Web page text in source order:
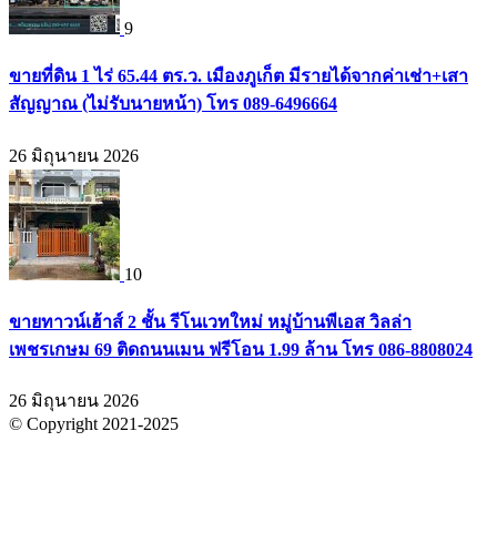
9
ขายที่ดิน 1 ไร่ 65.44 ตร.ว. เมืองภูเก็ต มีรายได้จากค่าเช่า+เสา
สัญญาณ (ไม่รับนายหน้า) โทร 089-6496664
26 มิถุนายน 2026
10
ขายทาวน์เฮ้าส์ 2 ชั้น รีโนเวทใหม่ หมู่บ้านพีเอส วิลล่า
เพชรเกษม 69 ติดถนนเมน ฟรีโอน 1.99 ล้าน โทร 086-8808024
26 มิถุนายน 2026
© Copyright 2021-2025